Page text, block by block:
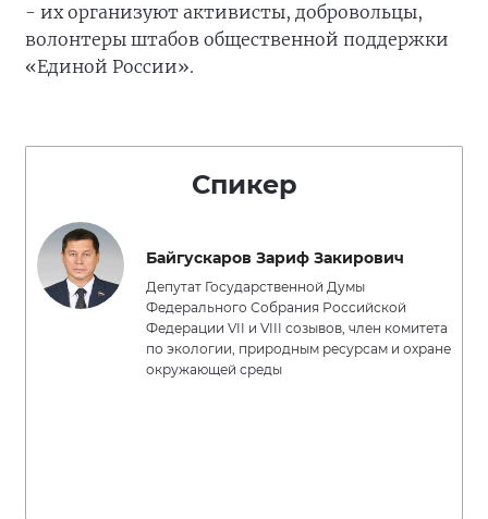
- их организуют активисты, добровольцы,
волонтеры штабов общественной поддержки
«Единой России».
Спикер
Байгускаров Зариф Закирович
Депутат Государственной Думы
Федерального Собрания Российской
Федерации VII и VIII созывов, член комитета
по экологии, природным ресурсам и охране
окружающей среды